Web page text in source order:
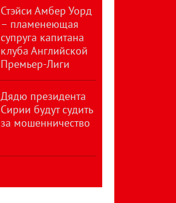
Стэйси Амбер Уорд
– пламенеющая
супруга капитана
клуба Английской
Премьер-Лиги
Дядю президента
Сирии будут судить
за мошенничество